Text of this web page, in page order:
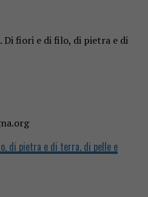
Di fiori e di filo, di pietra e di
di pietra e di terra, di pelle e